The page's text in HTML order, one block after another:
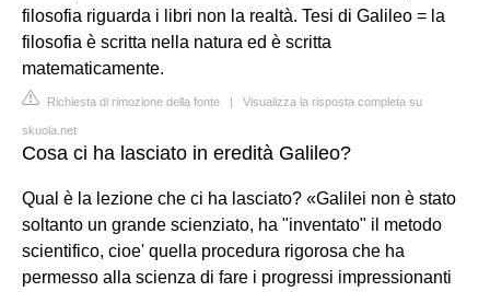
filosofia riguarda i libri non la realtà. Tesi di Galileo = la
filosofia è scritta nella natura ed è scritta
matematicamente.
Richiesta di rimozione della fonte | Visualizza la risposta completa su
skuola.net
Cosa ci ha lasciato in eredità Galileo?
Qual è la lezione che ci ha lasciato? «Galilei non è stato
soltanto un grande scienziato, ha "inventato" il metodo
scientifico, cioe' quella procedura rigorosa che ha
permesso alla scienza di fare i progressi impressionanti